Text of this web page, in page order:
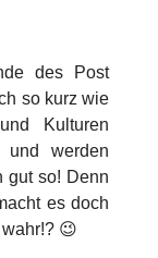
des Post
so kurz wie
Kulturen
und werden
gut so! Denn
es doch
😉